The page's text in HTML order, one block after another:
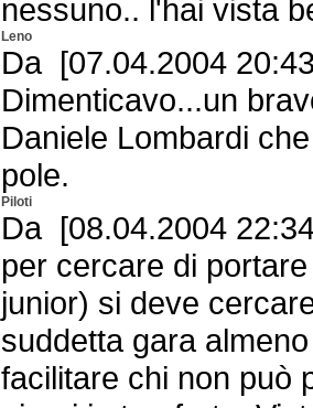
nessuno.. l'hai vista
Leno
Da [07.04.2004
Dimenticavo...un
Daniele Lombardi
pole.
Piloti
Da [08.04.2004
per cercare di
junior) si deve
suddetta gara
facilitare chi non può